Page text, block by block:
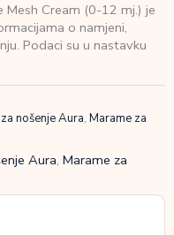
Cream (0-12 mj.) je
o namjeni,
Podaci su u nastavku
nošenje Aura, Marame za
Aura, Marame za